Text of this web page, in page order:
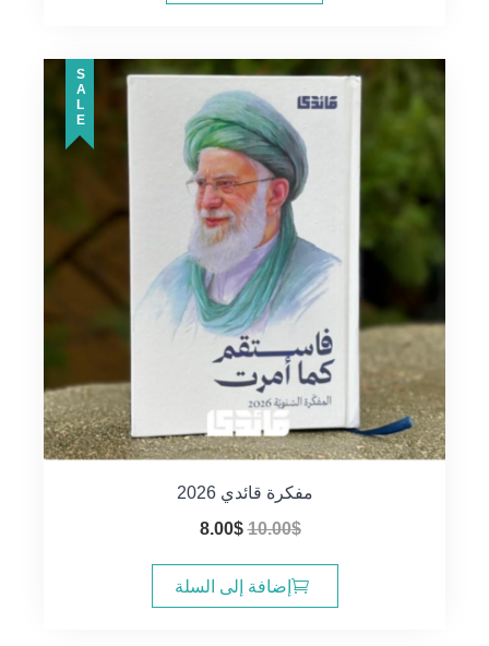
SALE
مفكرة قائدي 2026
10.00$
السعر
هو:
10.00$.
8.00$
هو:
8.00$.
إضافة إلى السلة